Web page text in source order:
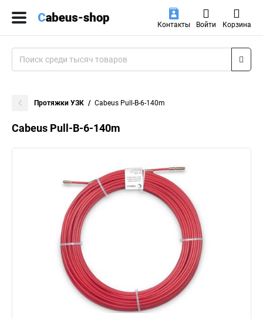
Контакты Войти Корзина
Протяжки УЗК Cabeus Pull-B-6-140m
Cabeus Pull-B-6-140m